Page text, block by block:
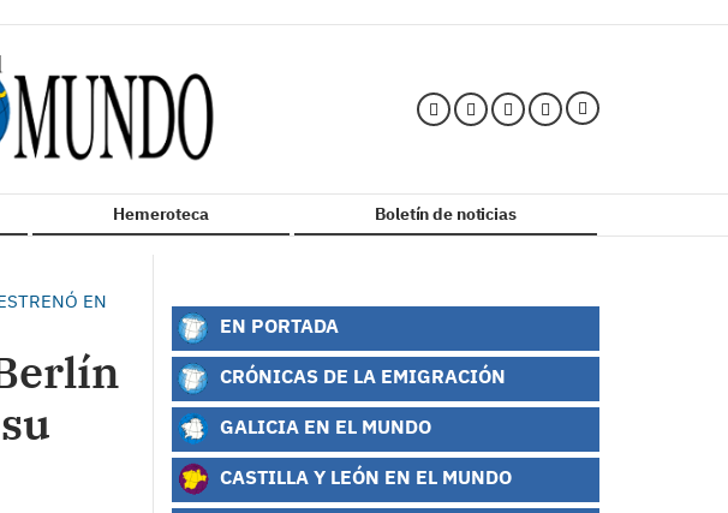
Hemeroteca Boletín de noticias
EN
EN PORTADA
CRÓNICAS DE LA EMIGRACIÓN
GALICIA EN EL MUNDO
CASTILLA Y LEÓN EN EL MUNDO